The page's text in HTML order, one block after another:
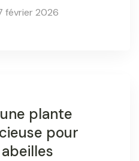
février 2026
plante
pour